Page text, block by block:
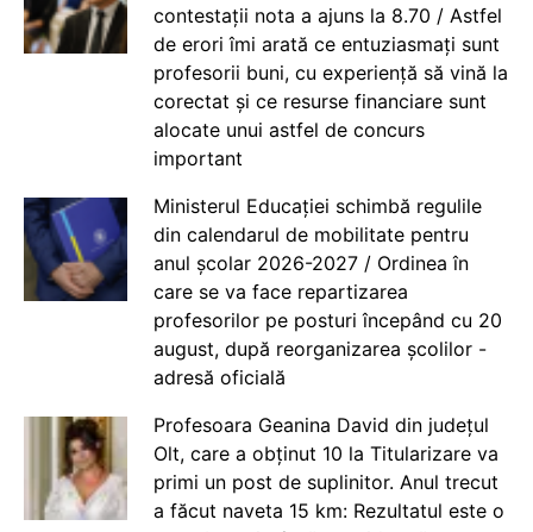
contestații nota a ajuns la 8.70 / Astfel
de erori îmi arată ce entuziasmați sunt
profesorii buni, cu experiență să vină la
corectat și ce resurse financiare sunt
alocate unui astfel de concurs
important
Ministerul Educației schimbă regulile
din calendarul de mobilitate pentru
anul școlar 2026-2027 / Ordinea în
care se va face repartizarea
profesorilor pe posturi începând cu 20
august, după reorganizarea școlilor -
adresă oficială
Profesoara Geanina David din județul
Olt, care a obținut 10 la Titularizare va
primi un post de suplinitor. Anul trecut
a făcut naveta 15 km: Rezultatul este o